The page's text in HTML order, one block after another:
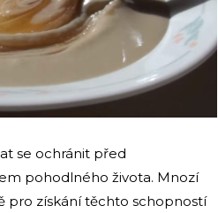
se ochránit před
pohodlného života. Mnozí
pro získání těchto schopností